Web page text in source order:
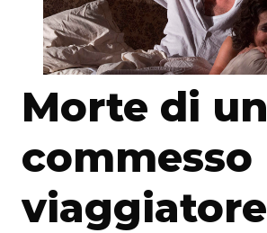
Morte di un
commesso
viaggiatore